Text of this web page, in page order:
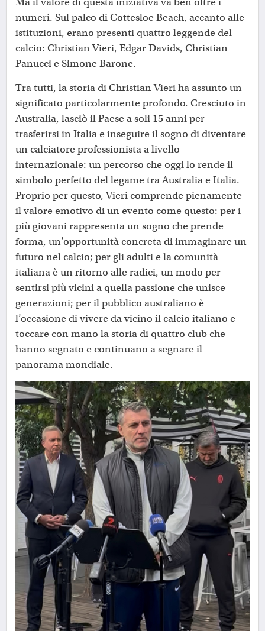
numeri. Sul palco di Cottesloe Beach, accanto alle
istituzioni, erano presenti quattro leggende del
calcio: Christian Vieri, Edgar Davids, Christian
Panucci e Simone Barone.
Tra tutti, la storia di Christian Vieri ha assunto un
significato particolarmente profondo. Cresciuto in
Australia, lasciò il Paese a soli 15 anni per
trasferirsi in Italia e inseguire il sogno di diventare
un calciatore professionista a livello
internazionale: un percorso che oggi lo rende il
simbolo perfetto del legame tra Australia e Italia.
Proprio per questo, Vieri comprende pienamente
il valore emotivo di un evento come questo: per i
più giovani rappresenta un sogno che prende
forma, un’opportunità concreta di immaginare un
futuro nel calcio; per gli adulti e la comunità
italiana è un ritorno alle radici, un modo per
sentirsi più vicini a quella passione che unisce
generazioni; per il pubblico australiano è
l’occasione di vivere da vicino il calcio italiano e
toccare con mano la storia di quattro club che
hanno segnato e continuano a segnare il
panorama mondiale.